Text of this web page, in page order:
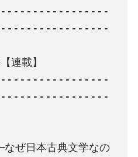
連載】
なぜ日本古典文学なの